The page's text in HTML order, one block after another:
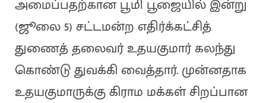
அமைப்பதற்கான பூமி பூஜையில் இன்று
(ஜூலை 5) சட்டமன்ற எதிர்க்கட்சித்
துணைத் தலைவர் உதயகுமார் கலந்து
கொண்டு துவக்கி வைத்தார். முன்னதாக
உதயகுமாருக்கு கிராம மக்கள் சிறப்பான